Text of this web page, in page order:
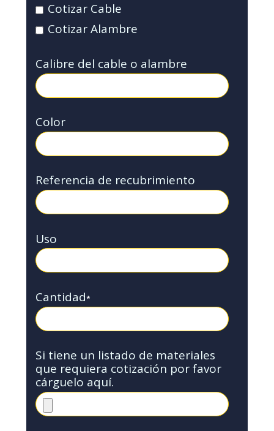
Cotizar Cable
Cotizar Alambre
Calibre del cable o alambre
Color
Referencia de recubrimiento
Uso
Cantidad*
Si tiene un listado de materiales
que requiera cotización por favor
cárguelo aquí.